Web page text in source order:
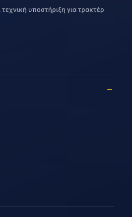
υποστήριξη για τρακτέρ